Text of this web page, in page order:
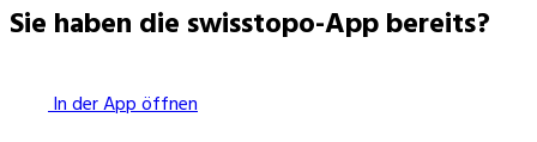
Sie haben die swisstopo-App bereits?
In der App öffnen